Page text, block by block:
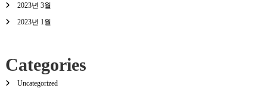
2023년 3월
2023년 1월
Categories
Uncategorized